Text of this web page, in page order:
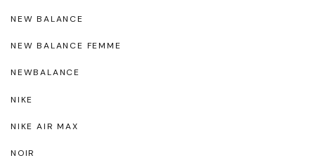
NEW BALANCE
NEW BALANCE FEMME
NEWBALANCE
NIKE
NIKE AIR MAX
NOIR